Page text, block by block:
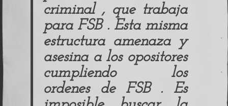
criminal , que trabaja
para FSB . Esta misma
estructura amenaza y
asesina a los opositores
cumpliendo los
ordenes de FSB . Es